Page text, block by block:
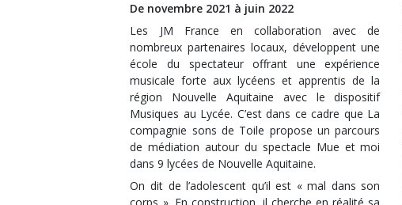
De novembre 2021 à juin 2022
Les JM France en collaboration avec de
nombreux partenaires locaux, développent une
école du spectateur offrant une expérience
musicale forte aux lycéens et apprentis de la
région Nouvelle Aquitaine avec le dispositif
Musiques au Lycée. C’est dans ce cadre que La
compagnie sons de Toile propose un parcours
de médiation autour du spectacle Mue et moi
dans 9 lycées de Nouvelle Aquitaine.
On dit de l’adolescent qu’il est « mal dans son